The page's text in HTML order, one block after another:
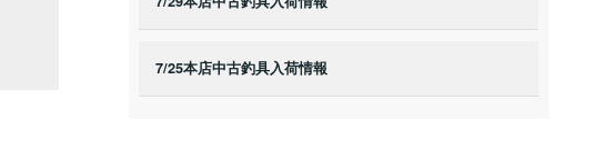
7/25本店中古釣具入荷情報